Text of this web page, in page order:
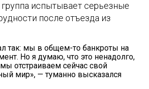
группа испытывает серьезные
после отъезда из
так: мы в общем-то банкроты на
Но я думаю, что это ненадолго,
отстраиваем сейчас свой
мир», — туманно высказался